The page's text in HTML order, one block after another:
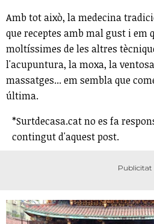
Amb tot això, la medecina
que receptes amb mal gust i em
moltíssimes de les altres
l'acupuntura, la moxa, la
massatges... em sembla que
última.
*Surtdecasa.cat no es fa
contingut d'aquest post.